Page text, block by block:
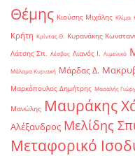
Θέμης Κιούσης Μιχάλης Κλίμα
Κρήτη Κρίντας Θ. Κυρανάκης
Λάτσης Σπ. Λέσβος Λιανός Ι. Λιμενικό
Μάλαμα Κυριακή Μάρδας Δ.
Μαρκόπουλος Δημήτρης Μασαλής
Μανώλης Μαυράκης
Αλέξανδρος Μελίδης
Μεταφορικό